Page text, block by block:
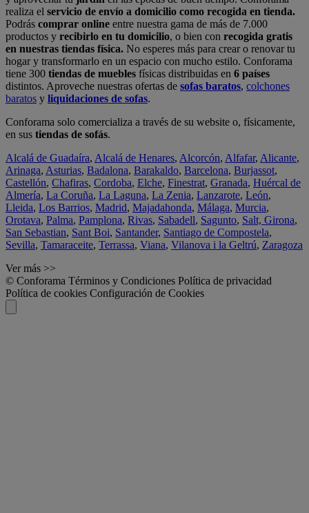
realiza el servicio de envío a domicilio como recogida en tienda.
Podrás comprar online entre nuestra gama de más de 7.000
productos y recibirlo en tu domicilio, o bien con recogida gratis
en nuestras tiendas física. No esperes más para crear o renovar tu
hogar y transformarlo en un espacio con mucho estilo. Conforama
tiene 300 tiendas de muebles físicas distribuidas en 6 países
distintos. Aproveche nuestras ofertas de sofas baratos, colchones
baratos y liquidaciones de sofas.
Conforama solo comercializa a través de su website o, físicamente,
en sus tiendas de sofás.
Alcalá de Guadaíra, Alcalá de Henares, Alcorcón, Alfafar, Alicante,
Arinaga, Asturias, Badalona, Barakaldo, Barcelona, Burjassot,
Castellón, Chafiras, Cordoba, Elche, Finestrat, Granada, Huércal de
Almería, La Coruña, La Laguna, La Zenia, Lanzarote, León,
Lleida, Los Barrios, Madrid, Majadahonda, Málaga, Murcia,
Orotava, Palma, Pamplona, Rivas, Sabadell, Sagunto, Salt, Girona,
San Sebastian, Sant Boi, Santander, Santiago de Compostela,
Sevilla, Tamaraceite, Terrassa, Viana, Vilanova i la Geltrú, Zaragoza
Ver más >>
© Conforama Términos y Condiciones Política de privacidad
Política de cookies Configuración de Cookies